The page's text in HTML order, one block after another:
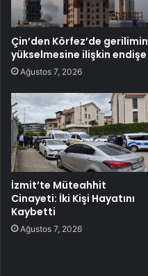
Çin’den Körfez’de gerilimin
yükselmesine ilişkin endişe
Ağustos 7, 2026
İzmit’te Müteahhit
Cinayeti: İki Kişi Hayatını
Kaybetti
Ağustos 7, 2026